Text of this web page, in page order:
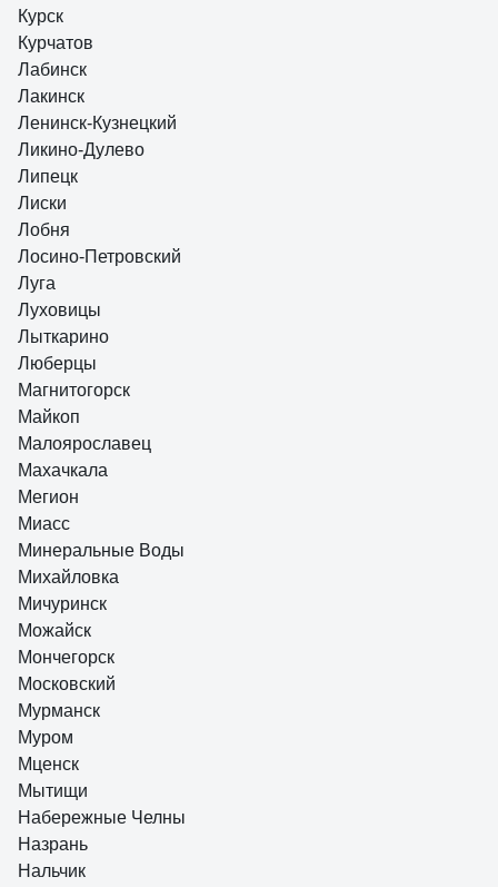
Курск
Курчатов
Лабинск
Лакинск
Ленинск-Кузнецкий
Ликино-Дулево
Липецк
Лиски
Лобня
Лосино-Петровский
Луга
Луховицы
Лыткарино
Люберцы
Магнитогорск
Майкоп
Малоярославец
Махачкала
Мегион
Миасс
Минеральные Воды
Михайловка
Мичуринск
Можайск
Мончегорск
Московский
Мурманск
Муром
Мценск
Мытищи
Набережные Челны
Назрань
Нальчик